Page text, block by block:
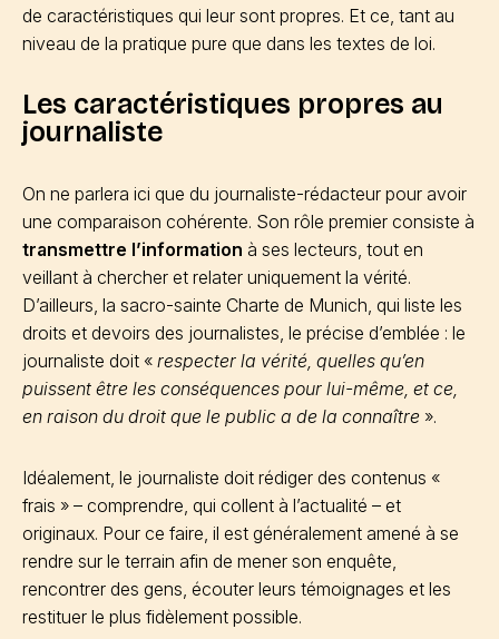
de caractéristiques qui leur sont propres. Et ce, tant au
niveau de la pratique pure que dans les textes de loi.
Les caractéristiques propres au
journaliste
On ne parlera ici que du journaliste-rédacteur pour avoir
une comparaison cohérente. Son rôle premier consiste à
transmettre l’information à ses lecteurs, tout en
veillant à chercher et relater uniquement la vérité.
D’ailleurs, la sacro-sainte Charte de Munich, qui liste les
droits et devoirs des journalistes, le précise d’emblée : le
journaliste doit « respecter la vérité, quelles qu’en
puissent être les conséquences pour lui-même, et ce,
en raison du droit que le public a de la connaître ».
Idéalement, le journaliste doit rédiger des contenus «
frais » – comprendre, qui collent à l’actualité – et
originaux. Pour ce faire, il est généralement amené à se
rendre sur le terrain afin de mener son enquête,
rencontrer des gens, écouter leurs témoignages et les
restituer le plus fidèlement possible.